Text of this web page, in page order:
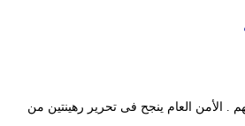
. الأمن العام ينجح فى تحرير رهينتين من